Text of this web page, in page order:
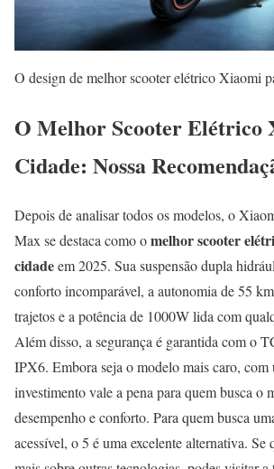
O design de melhor scooter elétrico Xiaomi
O Melhor Scooter Elétrico
Cidade: Nossa
Depois de analisar todos os modelos, o
Max se destaca como omelhor scooter
cidadeem 2025. Sua suspensão dupla
conforto incomparável, a autonomia de 55
trajetos e a potência de 1000W lida com
Além disso, a segurança é garantida com o
IPX6. Embora seja o modelo mais caro,
investimento vale a pena para quem busca o
desempenho e conforto. Para quem busca
acessível, o 5 é uma excelente alternativa. Se